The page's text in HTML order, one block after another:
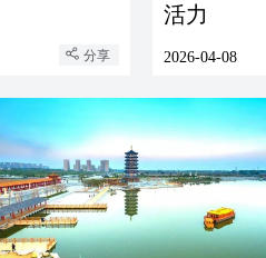
分享
活力
2026-04-08